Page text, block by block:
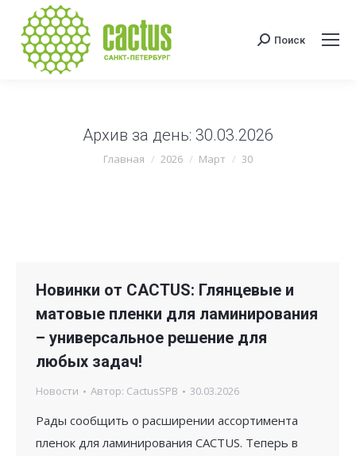
Поиск:
Поиск
Архив за день: 30.03.2026
Вы здесь:
Главная 2026 Март 30
Новинки от CACTUS: Глянцевые и
матовые пленки для ламинирования
– универсальное решение для
любых задач!
Новости Автор: CactusSPB 30.03.2026
Рады сообщить о расширении ассортимента
пленок для ламинирования CACTUS. Теперь в